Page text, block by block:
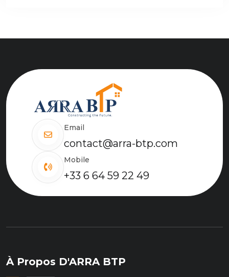
Email
contact@arra-btp.com
Mobile
+33 6 64 59 22 49
À Propos D'ARRA BTP